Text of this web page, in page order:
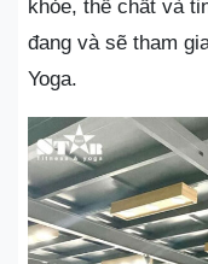
khỏe, thể chất và
đang và sẽ tham
Yoga.